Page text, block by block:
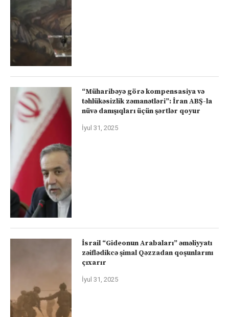
“Müharibəyə görə kompensasiya və
təhlükəsizlik zəmanətləri”: İran ABŞ-la
nüvə danışıqları üçün şərtlər qoyur
İyul 31, 2025
İsrail “Gideonun Arabaları” əməliyyatı
zəiflədikcə şimal Qəzzadan qoşunlarını
çıxarır
İyul 31, 2025